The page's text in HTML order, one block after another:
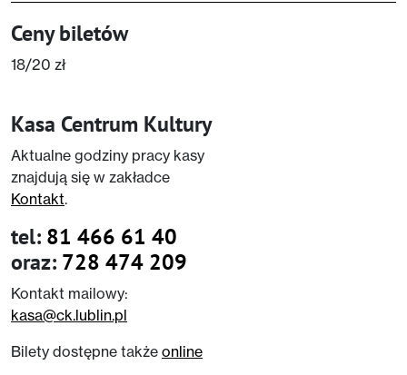
Ceny biletów
18/20 zł
Kasa Centrum Kultury
Aktualne godziny pracy kasy
znajdują się w zakładce
Kontakt.
tel: 81 466 61 40
oraz: 728 474 209
Kontakt mailowy:
kasa@ck.lublin.pl
Bilety dostępne także online